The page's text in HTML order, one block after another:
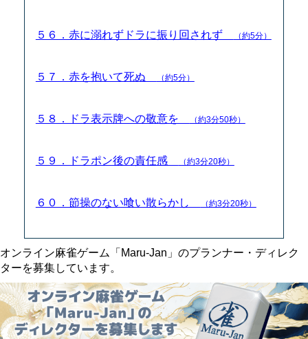
５６．赤に溺れずドラに振り回されず （約5分）
５７．赤を抱いて死ぬ （約5分）
５８．ドラ表示牌への敬意を （約3分50秒）
５９．ドラポン後の責任感 （約3分20秒）
６０．節操のない喰い散らかし （約3分20秒）
オンライン麻雀ゲーム「Maru-Jan」のプランナー・ディレク
ターを募集しています。